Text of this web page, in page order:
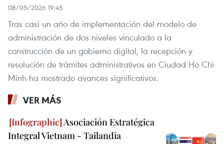
08/05/2026 19:45
Tras casi un año de implementación del modelo de
administración de dos niveles vinculado a la
construcción de un gobierno digital, la recepción y
resolución de trámites administrativos en Ciudad Ho Chi
Minh ha mostrado avances significativos.
VER MÁS
Asociación Estratégica
Integral Vietnam - Tailandia